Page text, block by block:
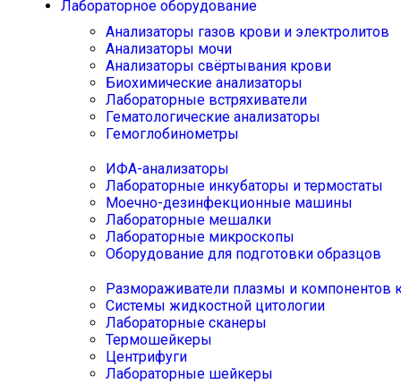
Лабораторное оборудование
Анализаторы газов крови и электролитов
Анализаторы мочи
Анализаторы свёртывания крови
Биохимические анализаторы
Лабораторные встряхиватели
Гематологические анализаторы
Гемоглобинометры
ИФА-анализаторы
Лабораторные инкубаторы и термостаты
Моечно-дезинфекционные машины
Лабораторные мешалки
Лабораторные микроскопы
Оборудование для подготовки образцов
Размораживатели плазмы и компонентов
Системы жидкостной цитологии
Лабораторные сканеры
Термошейкеры
Центрифуги
Лабораторные шейкеры